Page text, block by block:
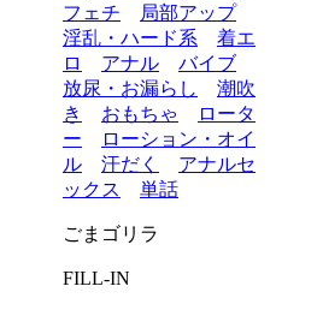
フェチ
局部アップ
淫乱・ハード系
着エ
ロ
アナル
バイブ
放尿・お漏らし
潮吹
き
おもちゃ
ロータ
ー
ローション・オイ
ル
汗だく
アナルセ
ックス
単話
ごまゴリラ
FILL-IN